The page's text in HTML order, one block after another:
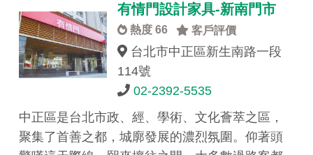
有情門設計家具-新南門市
熱度 66 客戶評價
台北市中正區新生南路一段
114號
02-2392-5535
中正區是台北市政、經、學術、文化薈萃之區，
聚集了首善之都，城廓發展的濃烈氛圍。仰著頭